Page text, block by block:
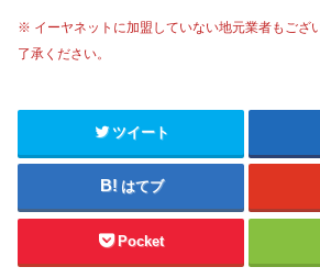
※ イーヤネットに加盟していない地元業者もござ
了承ください。
ツイート
はてブ
Pocket